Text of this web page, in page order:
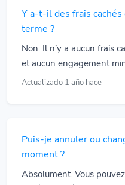
Y a-t-il des frais
terme ?
Non. Il n’y a aucun frais
et aucun engagement
Actualizado 1 año hace
Puis-je annuler ou
moment ?
Absolument. Vous